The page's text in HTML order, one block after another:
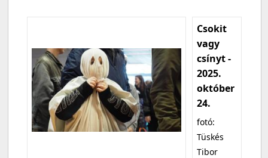
Csokit
vagy
csínyt -
2025.
október
24.
fotó:
Tüskés
Tibor